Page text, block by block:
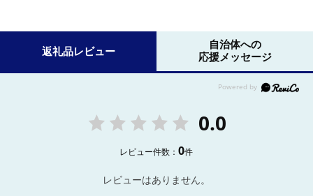
返礼品レビュー
自治体への
応援メッセージ
0.0
レビュー件数：0件
レビューはありません。